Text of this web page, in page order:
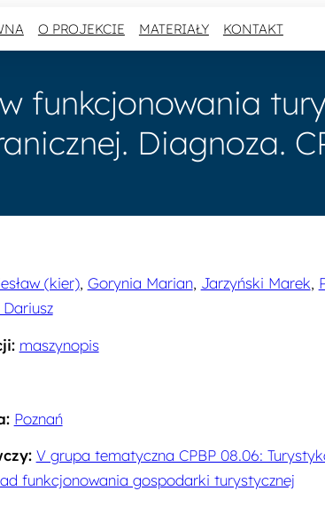
O PROJEKCIE MATERIAŁY KONTAKT
funkcjonowania
Diagnoza.
(kier), Gorynia Marian, Jarzyński Marek,
maszynopis
Poznań
V grupa tematyczna CPBP 08.06:
funkcjonowania gospodarki turystycznej